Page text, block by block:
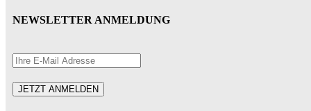
NEWSLETTER ANMELDUNG